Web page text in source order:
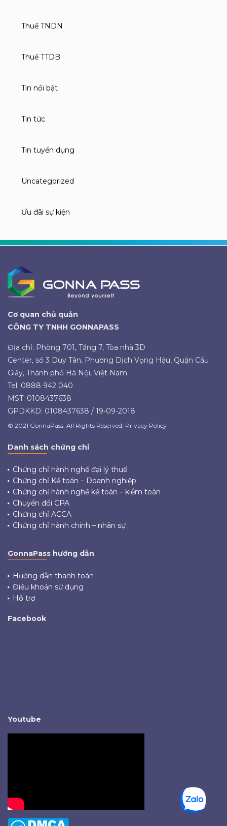
Thuế TNDN
Thuế TTDB
Tin nổi bật
Tin tức
Tin tuyển dụng
Uncategorized
Ưu đãi sự kiện
Cơ quan chủ quản
CÔNG TY TNHH GONNAPASS
Địa chỉ: Phòng 701, Tầng 7, Tòa nhà 3D
Center, số 3 Duy Tân, Phường Dịch Vọng Hậu, Quận Cầu
Giấy, Thành phố Hà Nội, Việt Nam
Tel: 0888 942 040
MST: 0108437638
GPDKKD: 0108437638 / 19-09-2018
© 2021 GonnaPass. All Rights Reserved. Privacy Policy
Danh sách chứng chỉ
Chứng chỉ hành nghề đại lý thuế
Chứng chỉ Kế toán – Doanh nghiệp
Chứng chỉ hành nghề kế toán – kiểm toán
Chuyển đổi CPA
Chứng chỉ ACCA
Chứng chỉ hành chính – nhân sự
GonnaPass hướng dẫn
Hướng dẫn thanh toán
Điều khoản sử dụng
Hỗ trợ
Facebook
Youtube